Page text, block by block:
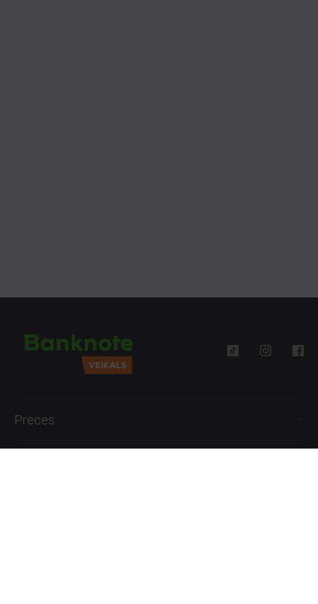
Preces